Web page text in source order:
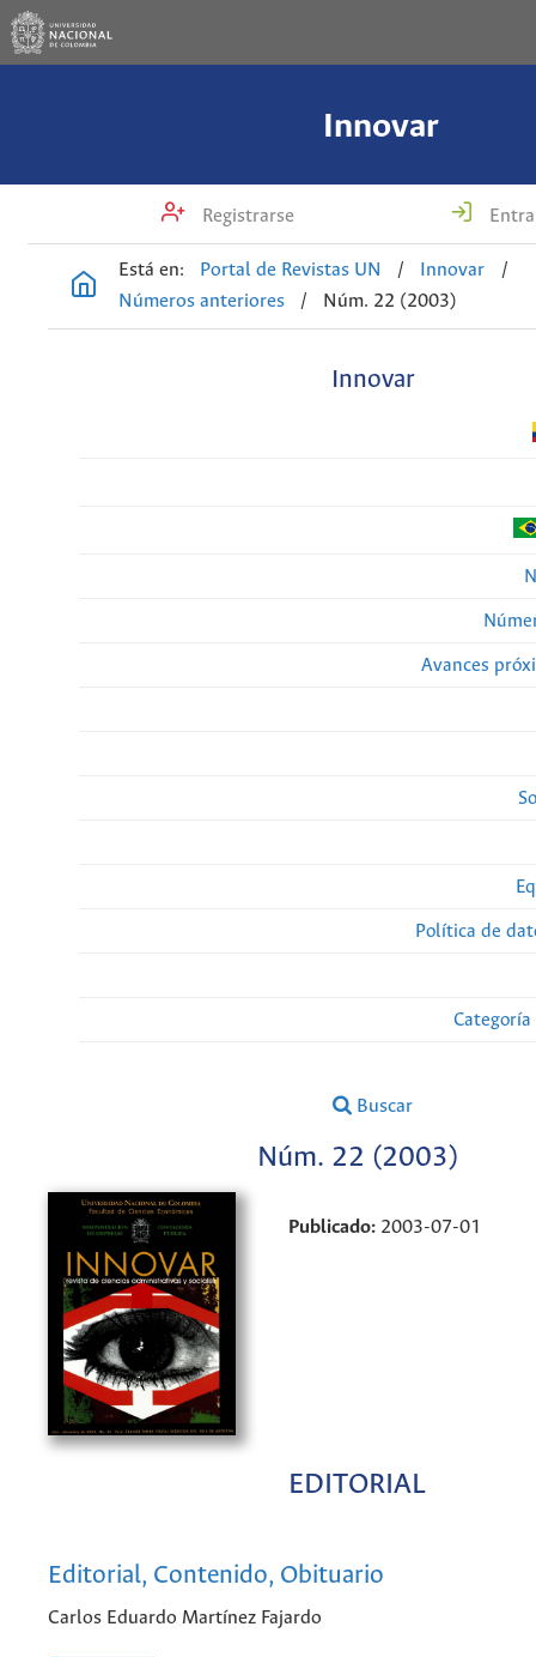
Innovar
Registrarse
Está en: Portal de Revistas UN / Innovar
/
Números anteriores
/ Núm. 22 (2003)
Innovar
Avances
Política de
Buscar
Núm. 22 (2003)
Publicado: 2003-07-01
EDITORIAL
Editorial, Contenido, Obituario
Carlos Eduardo Martínez Fajardo